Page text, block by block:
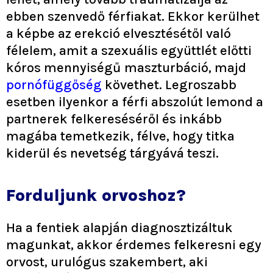
ebben szenvedő férfiakat. Ekkor kerülhet
a képbe az erekció elvesztésétől való
félelem, amit a szexuális együttlét előtti
kóros mennyiségű maszturbáció, majd
pornófüggőség követhet. Legroszabb
esetben ilyenkor a férfi abszolút lemond a
partnerek felkereséséről és inkább
magába temetkezik, félve, hogy titka
kiderül és nevetség tárgyává teszi.
Forduljunk orvoshoz?
Ha a fentiek alapján diagnosztizáltuk
magunkat, akkor érdemes felkeresni egy
orvost, urulógus szakembert, aki